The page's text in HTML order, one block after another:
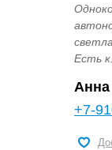
Есть
Анна
+7-